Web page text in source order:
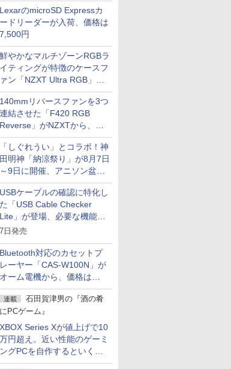
LexarのmicroSD Expressカ
ードリーダーが入荷、価格は
7,500円
鮮やかなマルチゾーンRGBラ
イティングが特徴のケースフ
ァン「NZXT Ultra RGB」が
発売、計8製品
140mmリバースファンを3つ
連結させた「F420 RGB
Reverse」がNZXTから、単
一フレーム採用
「しぐれうい」とコラボ！神
田明神「納涼祭り」が8月7日
～9日に開催、アニソン盆踊
りや屋台グルメなどもあり
USBケーブルの確認に特化し
た「USB Cable Checker
Lite」が登場、必要な機能を
凝縮しコンパクトに
7日発売
Bluetooth対応のカセットプ
レーヤー「CAS-W100N」が
オーム電機から、価格は
5,940円
連載
石田賀津男の『酒の肴
にPCゲーム』
XBOX Series Xが値上げで10
万円超え。近い性能のゲーミ
ングPCを自作するといくら
になる？